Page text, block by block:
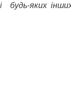
яких інших